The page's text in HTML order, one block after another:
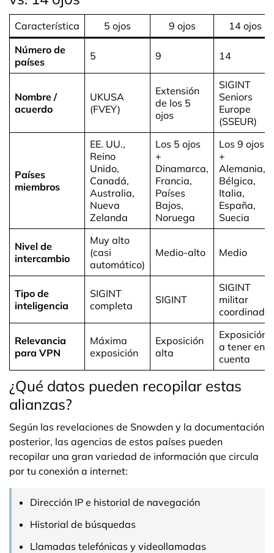
Característica 5 ojos 9 ojos
14 ojos
Número de
países
5 9 14
Nombre /
acuerdo
UKUSA
(FVEY)
Extensión
de los 5
ojos
SIGINT
Seniors
Europe
(SSEUR)
Países
miembros
EE. UU.,
Reino
Unido,
Canadá,
Australia,
Nueva
Zelanda
Los 5 ojos
+
Dinamarca,
Francia,
Países
Bajos,
Noruega
Los 9 ojos
+
Alemania,
Bélgica,
Italia,
España,
Suecia
Nivel de
intercambio
Muy alto
(casi
automático)
Medio-alto Medio
Tipo de
inteligencia
SIGINT
completa
SIGINT
SIGINT
militar
coordinada
Relevancia
para VPN
Máxima
exposición
Exposición
alta
Exposición
a tener en
cuenta
¿Qué datos pueden recopilar estas
alianzas?
Según las revelaciones de Snowden y la documentación
posterior, las agencias de estos países pueden
recopilar una gran variedad de información que circula
por tu conexión a internet:
Dirección IP e historial de navegación
Historial de búsquedas
Llamadas telefónicas y videollamadas